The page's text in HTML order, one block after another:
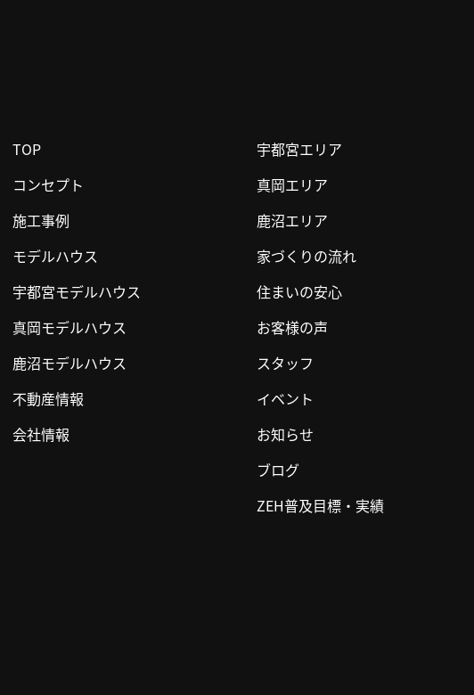
TOP
コンセプト
施工事例
モデルハウス
宇都宮モデルハウス
真岡モデルハウス
鹿沼モデルハウス
不動産情報
会社情報
宇都宮エリア
真岡エリア
鹿沼エリア
家づくりの流れ
住まいの安心
お客様の声
スタッフ
イベント
お知らせ
ブログ
ZEH普及目標・実績